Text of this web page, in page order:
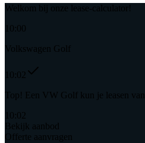
Welkom bij onze lease-calculator!
10:00
Volkswagen Golf
10:02
Top! Een VW Golf kun je leasen
10:02
Bekijk aanbod
Offerte aanvragen